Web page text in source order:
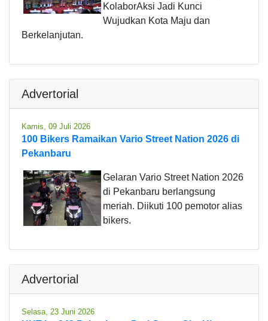
KolaborAksi Jadi Kunci
Wujudkan Kota Maju dan
Berkelanjutan.
Advertorial
Kamis, 09 Juli 2026
100 Bikers Ramaikan Vario Street Nation 2026 di
Pekanbaru
Gelaran Vario Street Nation 2026
di Pekanbaru berlangsung
meriah. Diikuti 100 pemotor alias
bikers.
Advertorial
Selasa, 23 Juni 2026